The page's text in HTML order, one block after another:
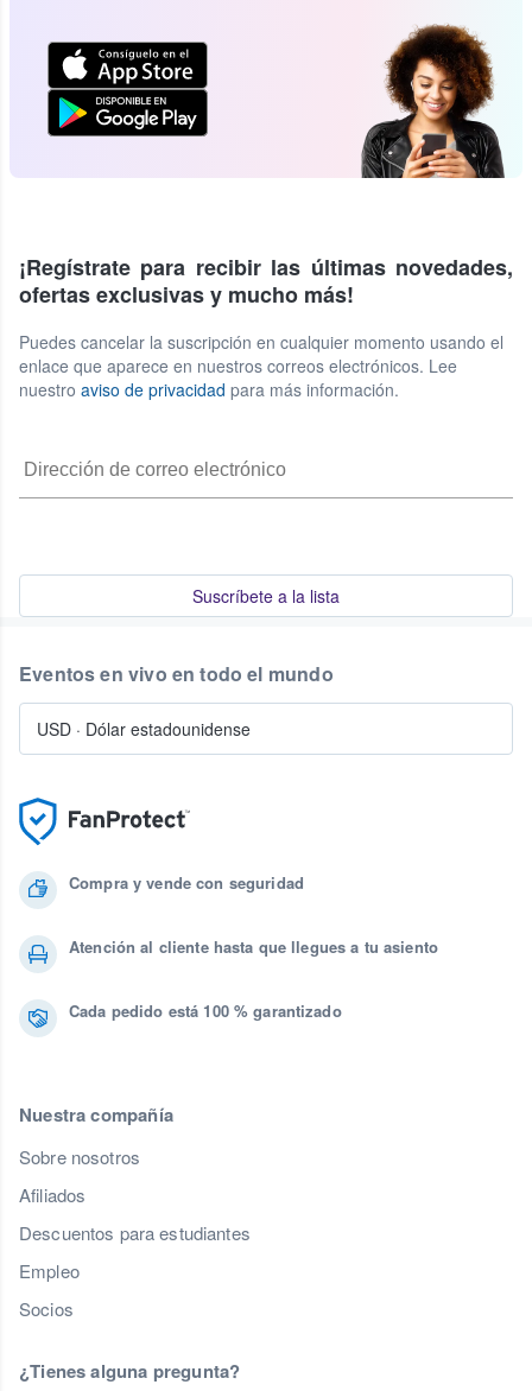
¡Regístrate para recibir las últimas novedades,
ofertas exclusivas y mucho más!
Puedes cancelar la suscripción en cualquier momento usando el
enlace que aparece en nuestros correos electrónicos. Lee
nuestro aviso de privacidad para más información.
Suscríbete a la lista
Compra y vende con seguridad
Atención al cliente hasta que llegues a tu asiento
Cada pedido está 100 % garantizado
Nuestra compañía
Sobre nosotros
Afiliados
Descuentos para estudiantes
Empleo
Socios
¿Tienes alguna pregunta?
Eventos en vivo en todo el mundo
USD · Dólar estadounidense